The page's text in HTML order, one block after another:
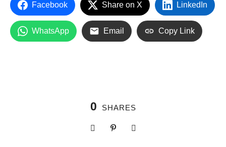
Facebook Share on X LinkedIn
WhatsApp Email Copy Link
0 SHARES